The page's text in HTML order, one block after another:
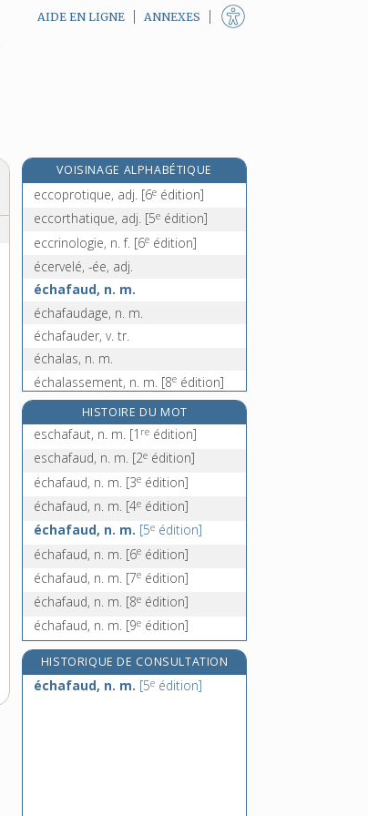
AIDE EN LIGNE ANNEXES
VOISINAGE ALPHABÉTIQUE
ecclésiologie, n. f.
eccoprotique, adj. [6e édition]
eccorthatique, adj. [5e édition]
eccrinologie, n. f. [6e édition]
écervelé, -ée, adj.
échafaud, n. m.
échafaudage, n. m.
échafauder, v. tr.
échalas, n. m.
échalassement, n. m. [8e édition]
échalasser, v. tr.
échalier, n. m.
échalote, n. f.
échampir, v. tr.
échancré, -ée, adj.
HISTOIRE DU MOT
eschafaut, n. m. [1 re édition]
eschafaud, n. m. [2e édition]
échafaud, n. m. [3e édition]
échafaud, n. m. [4e édition]
échafaud, n. m. [5e édition]
échafaud, n. m. [6e édition]
échafaud, n. m. [7e édition]
échafaud, n. m. [8e édition]
échafaud, n. m. [9e édition]
HISTORIQUE DE CONSULTATION
échafaud, n. m. [5e édition]